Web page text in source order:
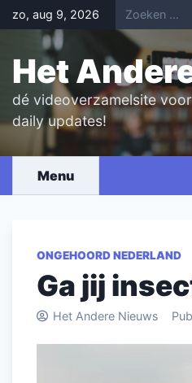
Skip
to
content
zo, aug 9, 2026
Het
dé videoverzamelsite
daily updates!
Menu
ONGEHOORD NEDERLAND
Ga jij
Het Andere Nieuws